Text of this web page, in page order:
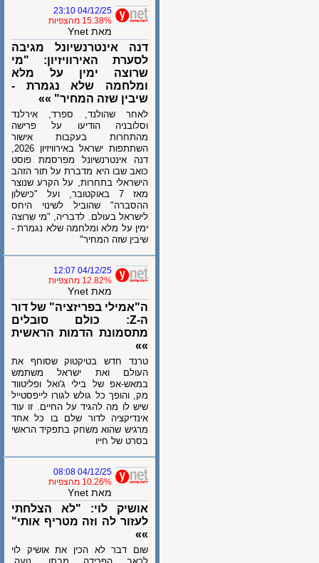
04/12/25 23:10
15.38% מהצפיות
מאת Ynet
דנה אינטרנשיונל מגיבה
לסערת האירוויזיון: "מי
שרוצה ימין על מלא
ומלחמה שלא נגמרת -
שיבין שזה המחיר" »»
לאחר שהולנד, ספרד, אירלנד
וסלובניה הודיעו על פרישה
מהתחרות בעקבות אישור
השתתפות ישראל באירוויזיון 2026,
דנה אינטרנשיונל מפרסמת פוסט
כואב שבו היא מדברת על תור הזהב
הישראלי בתחרות, על הקרע שנוצר
מאז 7 באוקטובר, ועל "כישלון
ההסברה" שהוביל לשינוי היחס
לישראל בעולם. לדבריה, "מי שרוצה
ימין על מלא ומלחמה שלא נגמרת -
שיבין שזה המחיר"
04/12/25 12:07
12.82% מהצפיות
מאת Ynet
ה"אמילי בפריזציה" של דור
ה-Z: כולם סובלים
מתסמונת הדמות הראשית
טרנד חדש בטיקטוק שסוחף את
העולם ואת ישראל משתמש
במאש-אפ של בילי ג'ואל ופליטווד
מק, והופך כל גולש לגורו לייפסטייל
שיש לו מה להגיד על החיים. זו עוד
אינדיקציה לדור שלם בו כל אחד
מרגיש שהוא משחק בתפקיד הראשי
בסרט של חייו
04/12/25 08:08
10.26% מהצפיות
מאת Ynet
אושיק לוי: "לא הצלחתי
לעזור לה וזה מטריף אותי"
שום דבר לא הכין את אושיק לוי